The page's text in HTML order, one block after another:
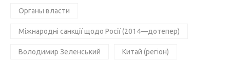
Органы власти
Міжнародні санкції щодо Росії (2014—дотепер)
Володимир Зеленський Китай (регіон)